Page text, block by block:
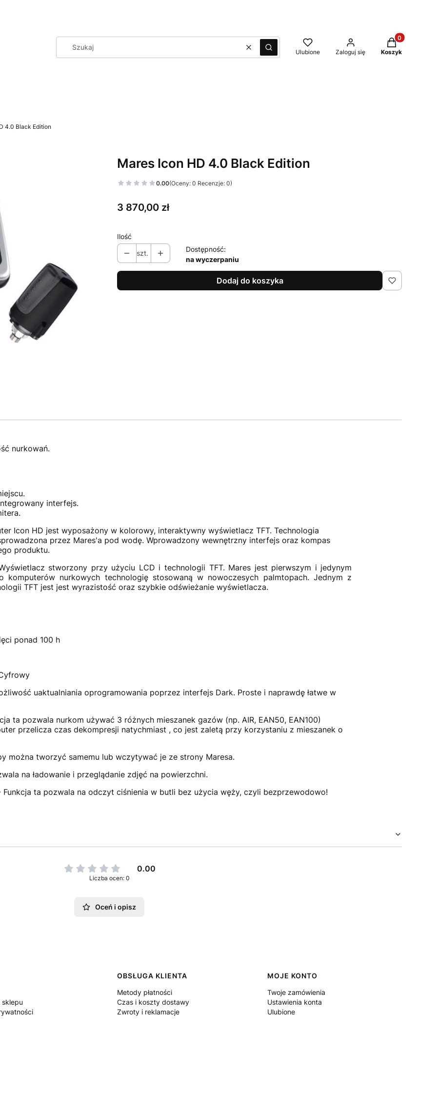
WyczyśćSzukaj Ulubione Zaloguj się
Produkty w
Koszyk
4.0 Black Edition
Mares Icon HD 4.0 Black Edition
0.00(Oceny: 0 Recenzje: 0)
Cena
3 870,00 zł
Ilość
szt.
Dostępność:
na wyczerpaniu
Dodaj do koszyka
nurkowań.
interfejs.
Icon HD jest wyposażony w kolorowy, interaktywny wyświetlacz TFT. Technologia
przez Mares'a pod wodę. Wprowadzony wewnętrzny interfejs oraz kompas
produktu.
stworzony przy użyciu LCD i technologii TFT. Mares jest pierwszym i jedynym
komputerów nurkowych technologię stosowaną w nowoczesych palmtopach. Jednym z
TFT jest jest wyrazistość oraz szybkie odświeżanie wyświetlacza.
ponad 100 h
uaktualniania oprogramowania poprzez interfejs Dark. Proste i naprawdę łatwe w
ta pozwala nurkom używać 3 różnych mieszanek gazów (np. AIR, EAN50, EAN100)
przelicza czas dekompresji natychmiast , co jest zaletą przy korzystaniu z mieszanek o
można tworzyć samemu lub wczytywać je ze strony Maresa.
na ładowanie i przeglądanie zdjęć na powierzchni.
ta pozwala na odczyt ciśnienia w butli bez użycia węży, czyli bezprzewodowo!
0.00
Liczba ocen: 0
Oceń i opisz
sklepu
OBSŁUGA KLIENTA
Metody płatności
Czas i koszty dostawy
Zwroty i reklamacje
MOJE KONTO
Twoje zamówienia
Ustawienia konta
Ulubione